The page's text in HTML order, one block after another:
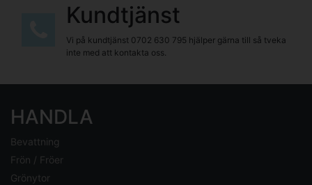
Kundtjänst
Vi på kundtjänst 0702 630 795 hjälper gärna till så tveka
inte med att kontakta oss.
HANDLA
Bevattning
Frön / Fröer
Grönytor